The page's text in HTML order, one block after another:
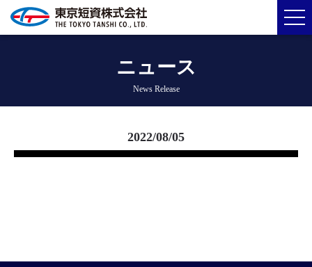
ニュース
News Release
2022/08/05